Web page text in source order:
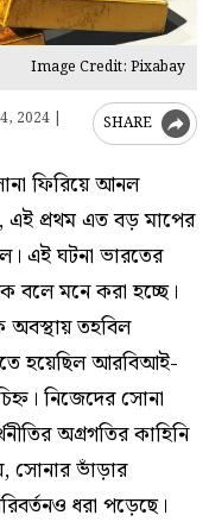
Image Credit: Pixabay
2024 |
SHARE
ফিরিয়ে আনল
এই প্রথম এত বড় মাপের
এই ঘটনা ভারতের
বলে মনে করা হচ্ছে।
অবস্থায় তহবিল
হয়েছিল আরবিআই-
নিজেদের সোনা
অগ্রগতির কাহিনি
সোনার ভাঁড়ার
ধরা পড়েছে।